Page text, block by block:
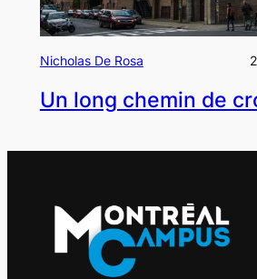
Nicholas De Rosa
Un long chemin de